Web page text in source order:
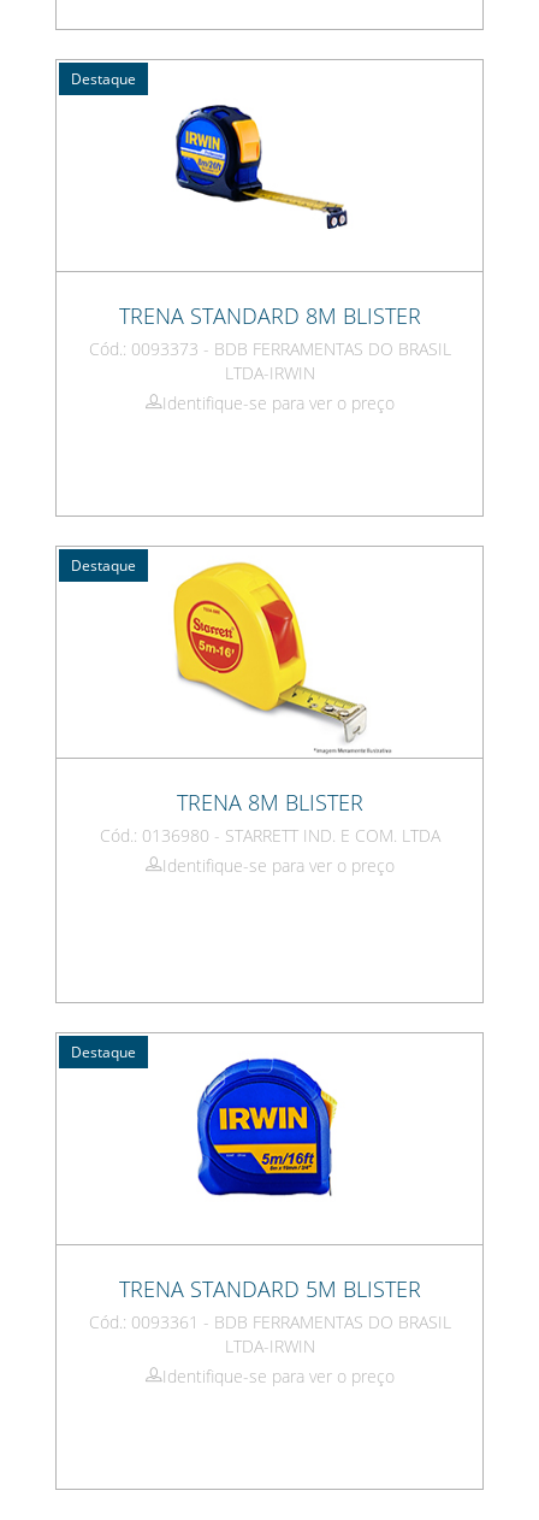
Destaque
TRENA STANDARD 8M BLISTER
Cód.: 0093373 - BDB FERRAMENTAS DO BRASIL
LTDA-IRWIN
Identifique-se para ver o preço
Destaque
TRENA 8M BLISTER
Cód.: 0136980 - STARRETT IND. E COM. LTDA
Identifique-se para ver o preço
Destaque
TRENA STANDARD 5M BLISTER
Cód.: 0093361 - BDB FERRAMENTAS DO BRASIL
LTDA-IRWIN
Identifique-se para ver o preço